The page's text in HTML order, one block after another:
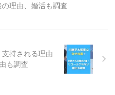
理由、婚活も調査
持される理由
も調査